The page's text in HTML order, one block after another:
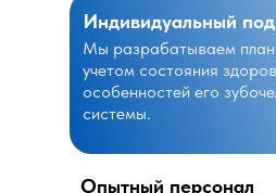
Индивидуальный
Мы разрабатываем план
учетом состояния
особенностей его
системы.
Опытный персонал